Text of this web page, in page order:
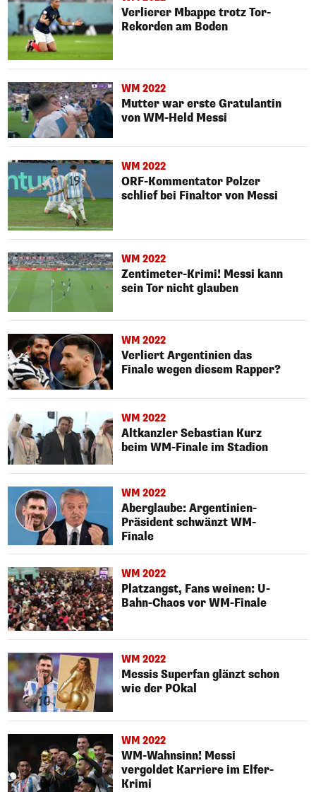
Verlierer Mbappe trotz Tor-
Rekorden am Boden
WM 2022
Mutter war erste Gratulantin
von WM-Held Messi
WM 2022
ORF-Kommentator Polzer
schlief bei Finaltor von Messi
WM 2022
Zentimeter-Krimi! Messi kann
sein Tor nicht glauben
WM 2022
Verliert Argentinien das
Finale wegen diesem Rapper?
WM 2022
Altkanzler Sebastian Kurz
beim WM-Finale im Stadion
WM 2022
Aberglaube: Argentinien-
Präsident schwänzt WM-
Finale
WM 2022
Platzangst, Fans weinen: U-
Bahn-Chaos vor WM-Finale
WM 2022
Messis Superfan glänzt schon
wie der POkal
WM 2022
WM-Wahnsinn! Messi
vergoldet Karriere im Elfer-
Krimi